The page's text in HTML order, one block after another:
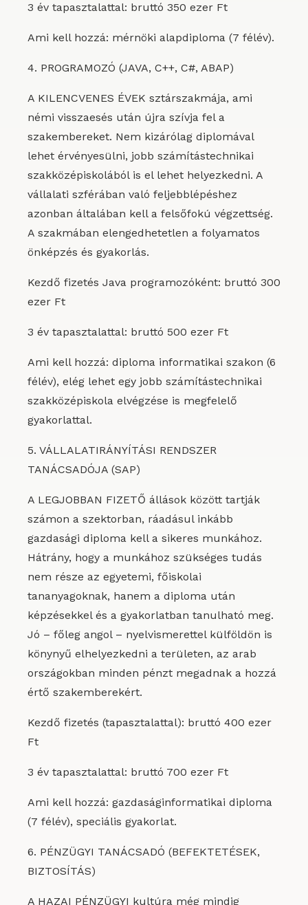
3 év tapasztalattal: bruttó 350 ezer Ft
Ami kell hozzá: mérnöki alapdiploma (7 félév).
4. PROGRAMOZÓ (JAVA, C++, C#, ABAP)
A KILENCVENES ÉVEK sztárszakmája, ami
némi visszaesés után újra szívja fel a
szakembereket. Nem kizárólag diplomával
lehet érvényesülni, jobb számítástechnikai
szakközépiskolából is el lehet helyezkedni. A
vállalati szférában való feljebblépéshez
azonban általában kell a felsőfokú végzettség.
A szakmában elengedhetetlen a folyamatos
önképzés és gyakorlás.
Kezdő fizetés Java programozóként: bruttó 300
ezer Ft
3 év tapasztalattal: bruttó 500 ezer Ft
Ami kell hozzá: diploma informatikai szakon (6
félév), elég lehet egy jobb számítástechnikai
szakközépiskola elvégzése is megfelelő
gyakorlattal.
5. VÁLLALATIRÁNYÍTÁSI RENDSZER
TANÁCSADÓJA (SAP)
A LEGJOBBAN FIZETŐ állások között tartják
számon a szektorban, ráadásul inkább
gazdasági diploma kell a sikeres munkához.
Hátrány, hogy a munkához szükséges tudás
nem része az egyetemi, főiskolai
tananyagoknak, hanem a diploma után
képzésekkel és a gyakorlatban tanulható meg.
Jó – főleg angol – nyelvismerettel külföldön is
könynyű elhelyezkedni a területen, az arab
országokban minden pénzt megadnak a hozzá
értő szakemberekért.
Kezdő fizetés (tapasztalattal): bruttó 400 ezer
Ft
3 év tapasztalattal: bruttó 700 ezer Ft
Ami kell hozzá: gazdaságinformatikai diploma
(7 félév), speciális gyakorlat.
6. PÉNZÜGYI TANÁCSADÓ (BEFEKTETÉSEK,
BIZTOSÍTÁS)
A HAZAI PÉNZÜGYI kultúra még mindig